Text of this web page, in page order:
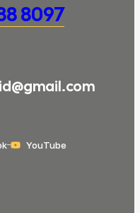
8097
YouTube